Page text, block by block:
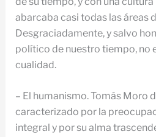
abarcaba casi todas las áreas
Desgraciadamente, y salvo
político de nuestro tiempo, no
cualidad.
– El humanismo. Tomás Moro
caracterizado por la
integral y por su alma